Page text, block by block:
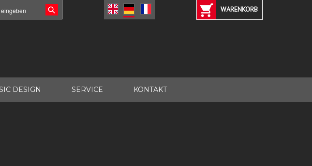
WARENKORB
DESIGN SERVICE KONTAKT